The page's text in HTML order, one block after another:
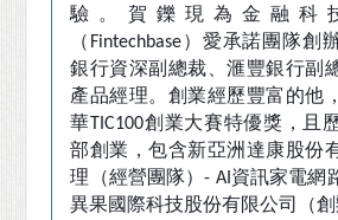
驗。賀鑠現為金融科
（ Fintechbase）愛承諾團隊創
銀行資深副總裁、滙豐銀行副
產品經理。創業經歷豐富的他
華TIC100創業大賽特優獎，且
部創業，包含新亞洲達康股份
理（經營團隊）- AI 資訊家電網
異果國際科技股份有限公司（